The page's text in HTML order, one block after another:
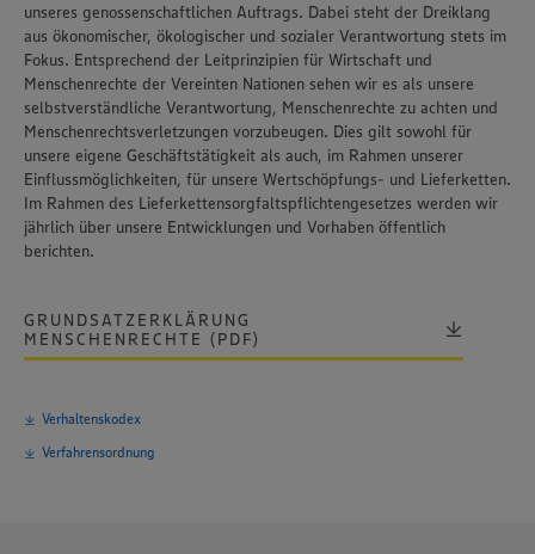
unseres genossenschaftlichen Auftrags. Dabei steht der Dreiklang
aus ökonomischer, ökologischer und sozialer Verantwortung stets im
Fokus. Entsprechend der Leitprinzipien für Wirtschaft und
Menschenrechte der Vereinten Nationen sehen wir es als unsere
selbstverständliche Verantwortung, Menschenrechte zu achten und
Menschenrechtsverletzungen vorzubeugen. Dies gilt sowohl für
unsere eigene Geschäftstätigkeit als auch, im Rahmen unserer
Einflussmöglichkeiten, für unsere Wertschöpfungs- und Lieferketten.
Im Rahmen des Lieferkettensorgfaltspflichtengesetzes werden wir
jährlich über unsere Entwicklungen und Vorhaben öffentlich
berichten.
GRUNDSATZERKLÄRUNG
MENSCHENRECHTE (PDF)
Verhaltenskodex
Verfahrensordnung